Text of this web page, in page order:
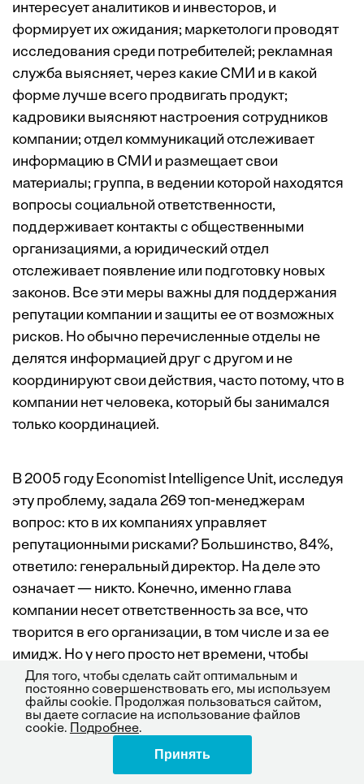
интересует аналитиков и инвесторов, и
формирует их ожидания; маркетологи проводят
исследования среди потребителей; рекламная
служба выясняет, через какие СМИ и в какой
форме лучше всего продвигать продукт;
кадровики выясняют настроения сотрудников
компании; отдел коммуникаций отслеживает
информацию в СМИ и размещает свои
материалы; группа, в ведении которой находятся
вопросы социальной ответственности,
поддерживает контакты с общественными
организациями, а юридический отдел
отслеживает появление или подготовку новых
законов. Все эти меры важны для поддержания
репутации компании и защиты ее от возможных
рисков. Но обычно перечисленные отделы не
делятся информацией друг с другом и не
координируют свои действия, часто потому, что в
компании нет человека, который бы занимался
только координацией.
В 2005 году Economist Intelligence Unit, исследуя
эту проблему, задала 269 топ-менеджерам
вопрос: кто в их компаниях управляет
репутационными рисками? Большинство, 84%,
ответило: генеральный директор. На деле это
означает — никто. Конечно, именно глава
компании несет ответственность за все, что
творится в его организации, в том числе и за ее
имидж. Но у него просто нет времени, чтобы
координировать деятельность разных отделов, от
которых зависит репутация компании.
Управление репутационными рисками
Для того, чтобы сделать сайт оптимальным и
постоянно совершенствовать его, мы используем
файлы cookie. Продолжая пользоваться сайтом,
вы даете согласие на использование файлов
cookie.
Подробнее.
Принять